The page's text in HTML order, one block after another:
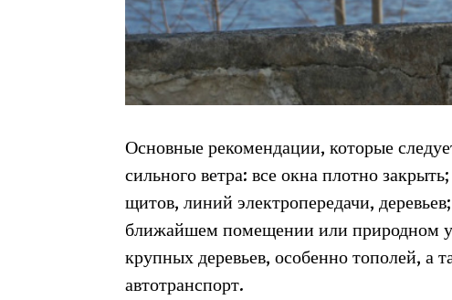
Основные рекомендации, которые
сильного ветра: все окна плотно
щитов, линий электропередачи,
ближайшем помещении или природном
крупных деревьев, особенно тополей, а
автотранспорт.